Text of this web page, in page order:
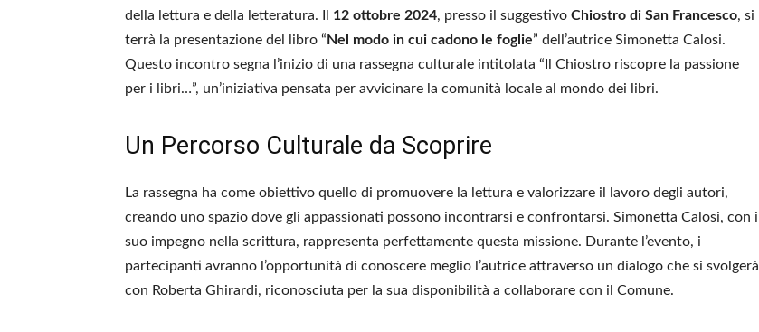
della lettura e della letteratura. Il 12 ottobre 2024, presso il suggestivo Chiostro di San Francesco, si
terrà la presentazione del libro “ Nel modo in cui cadono le foglie” dell’autrice Simonetta Calosi.
Questo incontro segna l’inizio di una rassegna culturale intitolata “Il Chiostro riscopre la passione
per i libri…”, un’iniziativa pensata per avvicinare la comunità locale al mondo dei libri.
Un Percorso Culturale da Scoprire
La rassegna ha come obiettivo quello di promuovere la lettura e valorizzare il lavoro degli autori,
creando uno spazio dove gli appassionati possono incontrarsi e confrontarsi. Simonetta Calosi, con il
suo impegno nella scrittura, rappresenta perfettamente questa missione. Durante l’evento, i
partecipanti avranno l’opportunità di conoscere meglio l’autrice attraverso un dialogo che si svolgerà
con Roberta Ghirardi, riconosciuta per la sua disponibilità a collaborare con il Comune.